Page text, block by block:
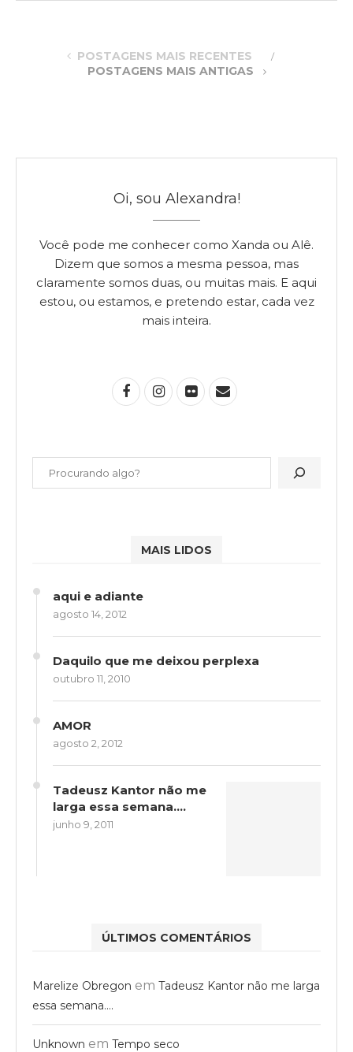
POSTAGENS MAIS RECENTES
POSTAGENS MAIS ANTIGAS
Oi, sou Alexandra!
Você pode me conhecer como Xanda ou Alê.
Dizem que somos a mesma pessoa, mas
claramente somos duas, ou muitas mais. E aqui
estou, ou estamos, e pretendo estar, cada vez
mais inteira.
MAIS LIDOS
aqui e adiante
agosto 14, 2012
Daquilo que me deixou perplexa
outubro 11, 2010
AMOR
agosto 2, 2012
Tadeusz Kantor não me
larga essa semana….
junho 9, 2011
ÚLTIMOS COMENTÁRIOS
Marelize Obregon em Tadeusz Kantor não me larga
essa semana….
Unknown em Tempo seco